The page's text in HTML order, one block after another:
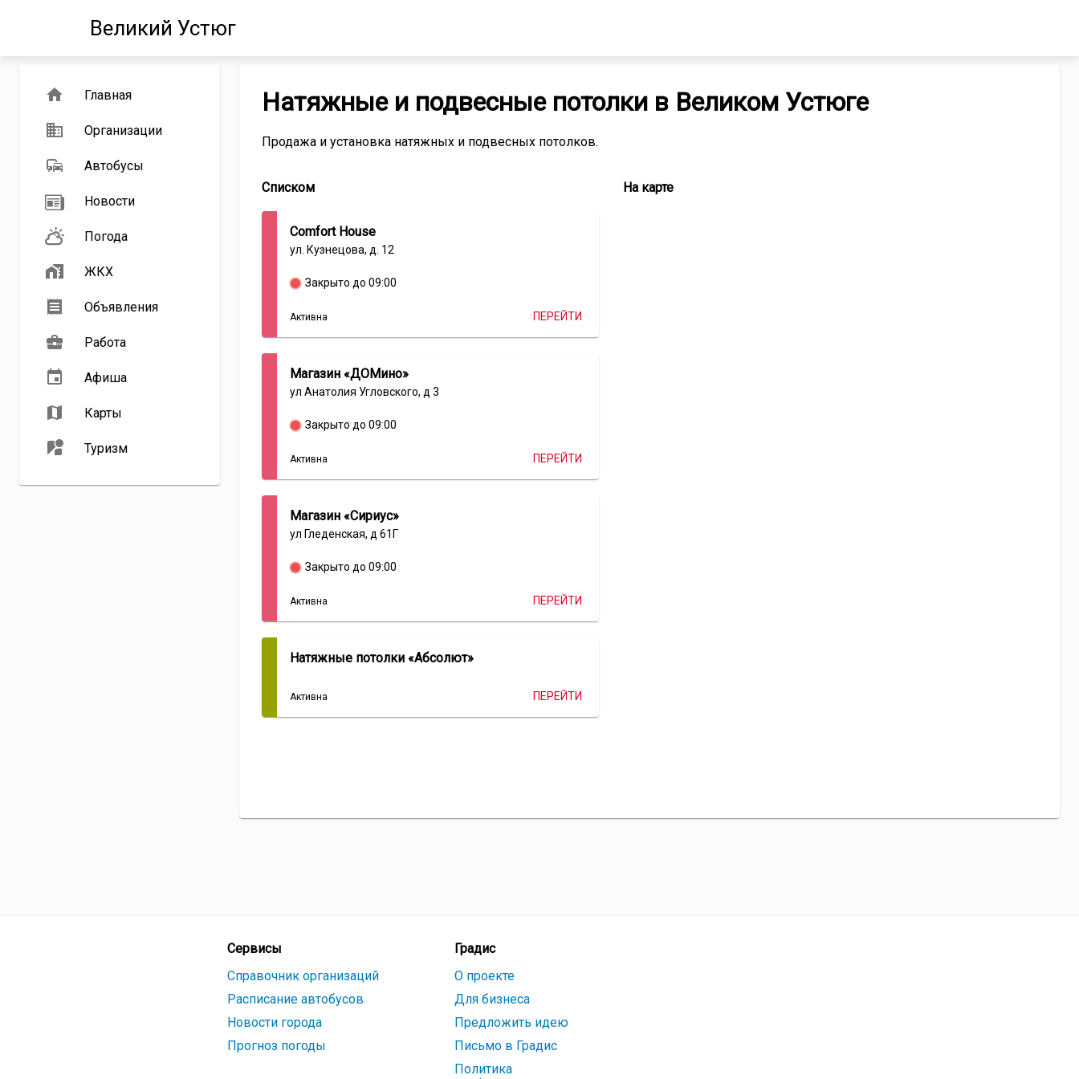
Великий Устюг
Главная
Организации
Автобусы
Новости
Погода
ЖКХ
Объявления
Работа
Афиша
Карты
Туризм
Натяжные и подвесные потолки в Великом Устюге
Продажа и установка натяжных и подвесных потолков.
Информация
компаниях
категории
подвесные
Списком
Comfort House
ул. Кузнецова, д. 12
Закрыто до 09:00
Активна ПЕРЕЙТИ
Магазин «ДОМино»
ул Анатолия Угловского, д 3
Закрыто до 09:00
Активна ПЕРЕЙТИ
Магазин «Сириус»
ул Гледенская, д 61Г
Закрыто до 09:00
Активна ПЕРЕЙТИ
Натяжные потолки «Абсолют»
Активна ПЕРЕЙТИ
Все
На карте
Сервисы
Справочник организаций
Расписание автобусов
Новости города
Прогноз погоды
Градис
О проекте
Для бизнеса
Предложить идею
Письмо в Градис
Политика